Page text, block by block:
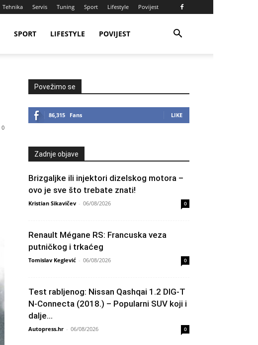
Tehnika Servis Tuning Sport Lifestyle Povijest
SPORT LIFESTYLE POVIJEST
0
Povežimo se
86,315 Fans LIKE
Zadnje objave
Brizgaljke ili injektori dizelskog motora –
ovo je sve što trebate znati!
Kristian Sikavičev - 06/08/2026 0
Renault Mégane RS: Francuska veza
putničkog i trkaćeg
Tomislav Keglević - 06/08/2026 0
Test rabljenog: Nissan Qashqai 1.2 DIG-T
N-Connecta (2018.) – Popularni SUV koji i
dalje...
Autopress.hr - 06/08/2026 0